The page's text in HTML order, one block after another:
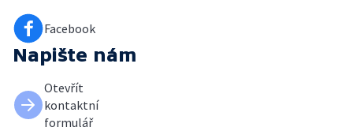
Facebook
Napište nám
Otevřít
kontaktní
formulář